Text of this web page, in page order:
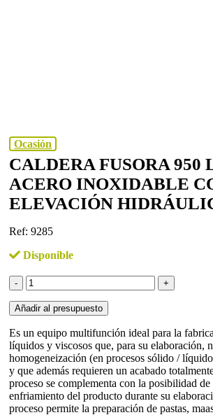
Ocasión
CALDERA FUSORA 950
ACERO INOXIDABLE
ELEVACIÓN
Ref: 9285
Disponible
Caldera
fusora
950
litros
en
acero
inoxidable
con
elevación
hidráulica
Lleal
Añadir al presupuesto
Es un equipo multifunción ideal para la
líquidos y viscosos que, para su elaboración,
homogeneización (en procesos sólido /
y que además requieren un acabado
proceso se complementa con la posibilidad
enfriamiento del producto durante su
proceso permite la preparación de pastas,